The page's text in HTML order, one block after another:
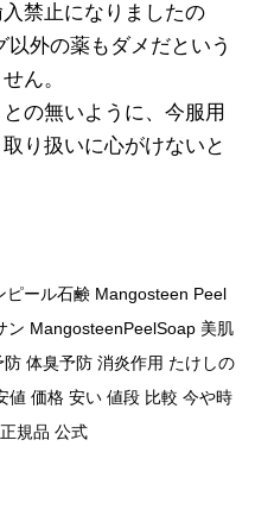
禁止になりましたの
外の薬もダメだという
ん。
の無いように、今服用
り扱いに心がけないと
ール石鹸 Mangosteen Peel
ン MangosteenPeelSoap 美肌
体臭予防 消炎作用 たけしの
値 価格 安い 値段 比較 今や時
規品 公式